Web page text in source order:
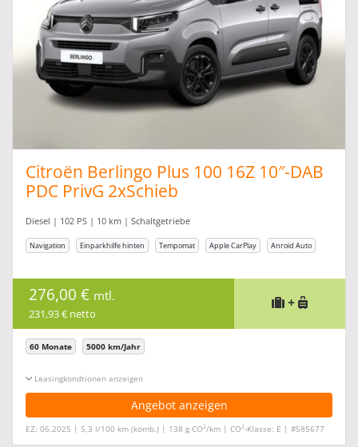
Citroën Berlingo Plus 100 16Z 10″-DAB
PDC PrivG 2xSchieb
Diesel | 102 PS | 10 km | Schaltgetriebe
Navigation Einparkhilfe hinten Tempomat Apple CarPlay Anroid Auto
276,00 € mtl.
231,93 € netto
+
60 Monate 5000 km/Jahr
Leasingkonditionen ein-/ausblenden
Angebot anzeigen
EZ: 06.2025 | 5,3 l/100 km (komb.) | 138 g CO2/km | CO2-Klasse: E | #585677